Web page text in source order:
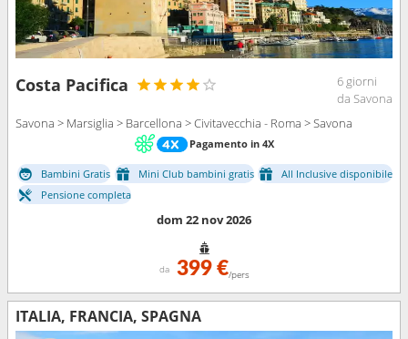
Costa Pacifica
6 giorni
da Savona
Savona > Marsiglia > Barcellona > Civitavecchia - Roma > Savona
Pagamento in 4X
Bambini Gratis Mini Club bambini gratis
All Inclusive disponibile
Pensione completa
dom 22 nov 2026
da 399 €/pers
ITALIA, FRANCIA, SPAGNA